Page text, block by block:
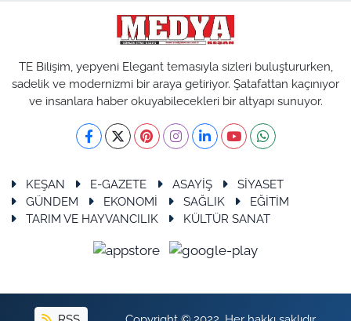
TE Bilişim, yepyeni Elegant temasıyla sizleri buluştururken,
sadelik ve modernizmi bir araya getiriyor. Şatafattan kaçınıyor
ve insanlara haber okuyabilecekleri bir altyapı sunuyor.
KEŞAN E-GAZETE ASAYİŞ
SİYASET
GÜNDEM
EKONOMİ SAĞLIK
EĞİTİM
TARIM VE HAYVANCILIK
KÜLTÜR SANAT